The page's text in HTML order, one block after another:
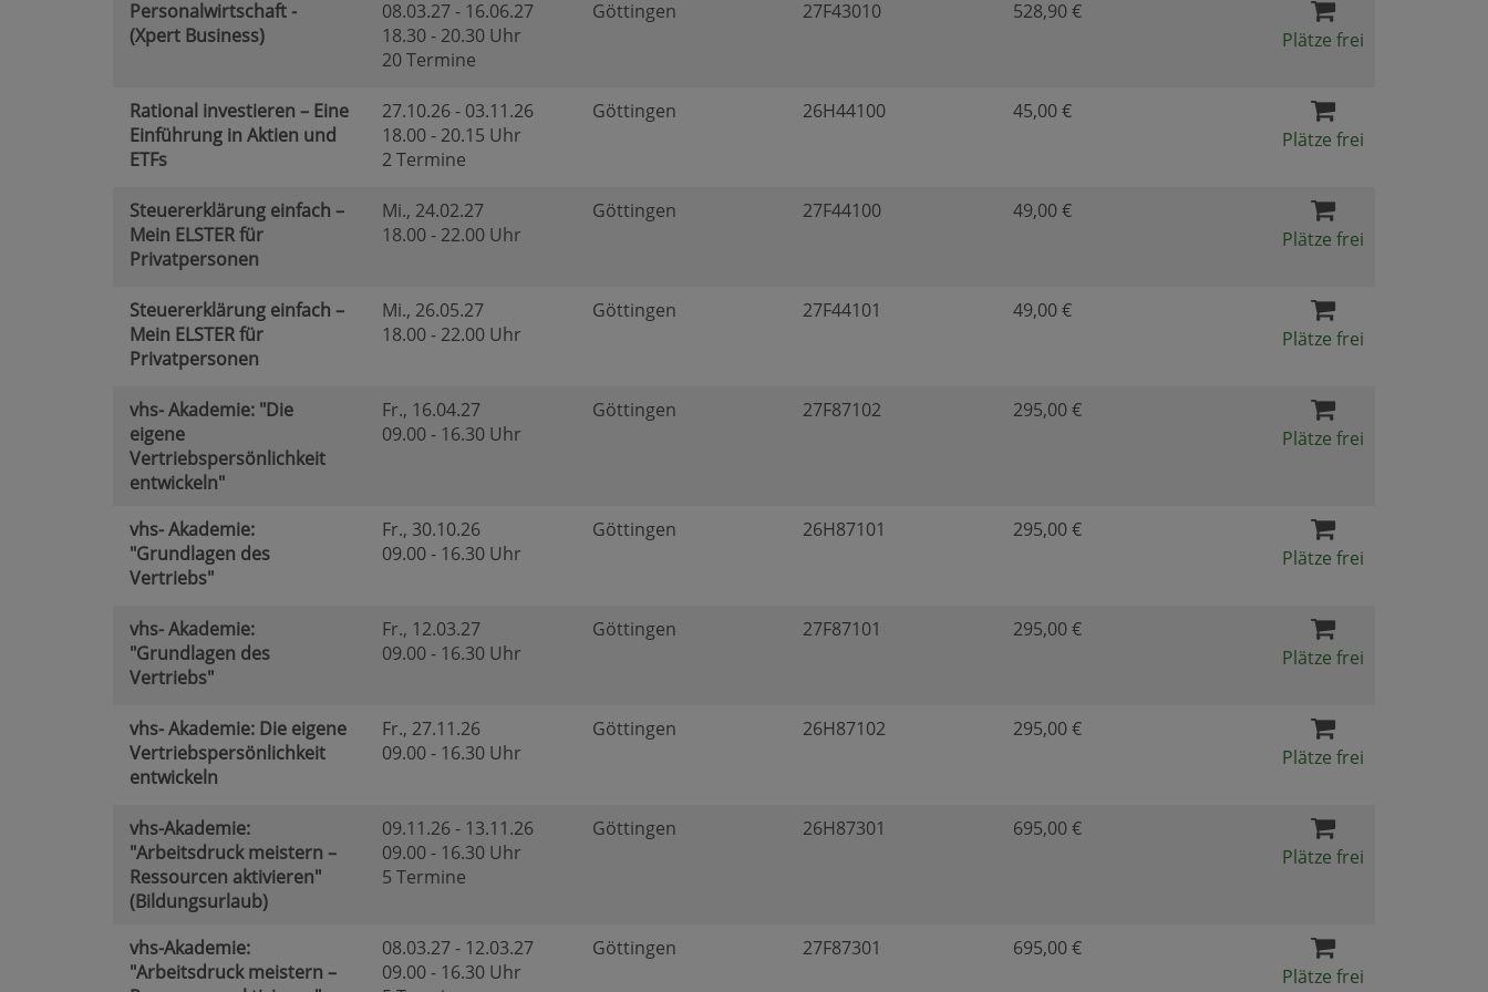
Personalwirtschaft -
(Xpert Business)
08.03.27 - 16.06.27
18.30 - 20.30 Uhr
20 Termine
Göttingen 27F43010
528,90 €
Plätze frei
Rational investieren – Eine
Einführung in Aktien und
ETFs
27.10.26 - 03.11.26
18.00 - 20.15 Uhr
2 Termine
Göttingen 26H44100
45,00 €
Plätze frei
Steuererklärung einfach –
Mein ELSTER für
Privatpersonen
Mi., 24.02.27
18.00 - 22.00 Uhr
Göttingen 27F44100
49,00 €
Plätze frei
Steuererklärung einfach –
Mein ELSTER für
Privatpersonen
Mi., 26.05.27
18.00 - 22.00 Uhr
Göttingen 27F44101
49,00 €
Plätze frei
vhs- Akademie: "Die
eigene
Vertriebspersönlichkeit
entwickeln"
Fr., 16.04.27
09.00 - 16.30 Uhr
Göttingen 27F87102
295,00 €
Plätze frei
vhs- Akademie:
"Grundlagen des
Vertriebs"
Fr., 30.10.26
09.00 - 16.30 Uhr
Göttingen 26H87101
295,00 €
Plätze frei
vhs- Akademie:
"Grundlagen des
Vertriebs"
Fr., 12.03.27
09.00 - 16.30 Uhr
Göttingen 27F87101
295,00 €
Plätze frei
vhs- Akademie: Die eigene
Vertriebspersönlichkeit
entwickeln
Fr., 27.11.26
09.00 - 16.30 Uhr
Göttingen 26H87102
295,00 €
Plätze frei
vhs-Akademie:
"Arbeitsdruck meistern –
Ressourcen aktivieren"
(Bildungsurlaub)
09.11.26 - 13.11.26
09.00 - 16.30 Uhr
5 Termine
Göttingen 26H87301
695,00 €
Plätze frei
vhs-Akademie:
"Arbeitsdruck meistern –
08.03.27 - 12.03.27
09.00 - 16.30 Uhr
Göttingen 27F87301
695,00 €
Plätze frei